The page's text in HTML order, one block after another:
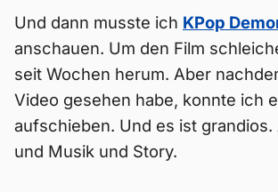
Und dann musste ich KPop
anschauen. Um den Film
seit Wochen herum. Aber
Video gesehen habe, konnte ich
aufschieben. Und es ist grandios.
und Musik und Story.